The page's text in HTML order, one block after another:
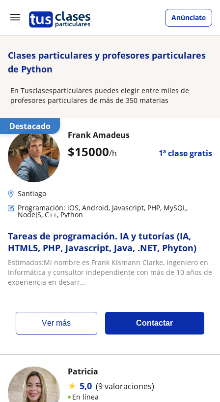
Anúnciate
Clases particulares y profesores particulares
de Python
En Tusclasesparticulares puedes elegir entre miles de
profesores particulares de más de 350 materias
Destacado
$15000/h 1ª clase gratis
Frank Amadeus
Santiago
Programación: iOS, Android, Javascript, PHP, MySQL,
NodeJS, C++, Python
Tareas de programación. IA y tutorías (IA,
HTML5, PHP, Javascript, Java, .NET, Phyton)
Estimados:Mi nombre es Frank Kismann Clarke, Ingeniero en
Informática y consultor independiente con más de 10 años de
experiencia en desarr...
ver más Contactar
Patricia
★ 5,0 (9 valoraciones)
En línea